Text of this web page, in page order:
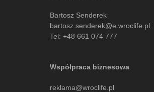
Bartosz Senderek
bartosz.senderek@e.wroclife.pl
Tel: +48 661 074 777
Współpraca biznesowa
reklama@wroclife.pl